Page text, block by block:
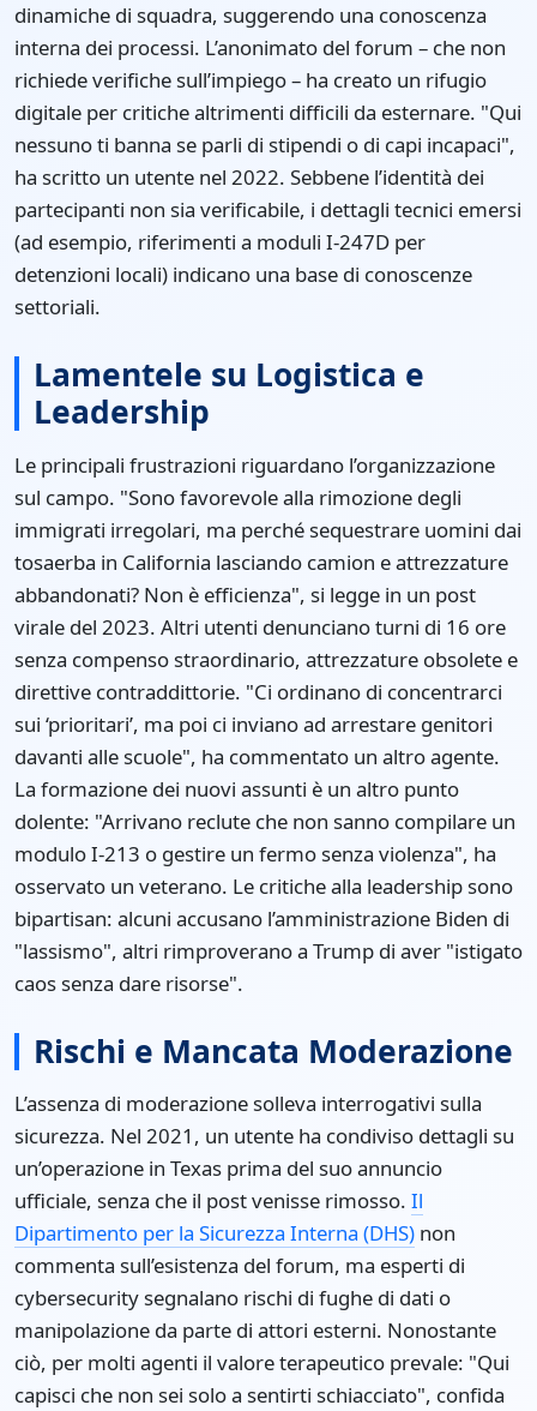
dinamiche di squadra, suggerendo una conoscenza
interna dei processi. L’anonimato del forum – che non
richiede verifiche sull’impiego – ha creato un rifugio
digitale per critiche altrimenti difficili da esternare. "Qui
nessuno ti banna se parli di stipendi o di capi incapaci",
ha scritto un utente nel 2022. Sebbene l’identità dei
partecipanti non sia verificabile, i dettagli tecnici emersi
(ad esempio, riferimenti a moduli I-247D per
detenzioni locali) indicano una base di conoscenze
settoriali.
Lamentele su Logistica e
Leadership
Le principali frustrazioni riguardano l’organizzazione
sul campo. "Sono favorevole alla rimozione degli
immigrati irregolari, ma perché sequestrare uomini dai
tosaerba in California lasciando camion e attrezzature
abbandonati? Non è efficienza", si legge in un post
virale del 2023. Altri utenti denunciano turni di 16 ore
senza compenso straordinario, attrezzature obsolete e
direttive contraddittorie. "Ci ordinano di concentrarci
sui ‘prioritari’, ma poi ci inviano ad arrestare genitori
davanti alle scuole", ha commentato un altro agente.
La formazione dei nuovi assunti è un altro punto
dolente: "Arrivano reclute che non sanno compilare un
modulo I-213 o gestire un fermo senza violenza", ha
osservato un veterano. Le critiche alla leadership sono
bipartisan: alcuni accusano l’amministrazione Biden di
"lassismo", altri rimproverano a Trump di aver "istigato
caos senza dare risorse".
Rischi e Mancata Moderazione
L’assenza di moderazione solleva interrogativi sulla
sicurezza. Nel 2021, un utente ha condiviso dettagli su
un’operazione in Texas prima del suo annuncio
ufficiale, senza che il post venisse rimosso. Il
Dipartimento per la Sicurezza Interna (DHS) non
commenta sull’esistenza del forum, ma esperti di
cybersecurity segnalano rischi di fughe di dati o
manipolazione da parte di attori esterni. Nonostante
ciò, per molti agenti il valore terapeutico prevale: "Qui
capisci che non sei solo a sentirti schiacciato", confida